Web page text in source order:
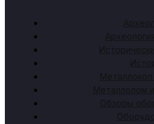
Металлокоп
Металлолом
Обзоры